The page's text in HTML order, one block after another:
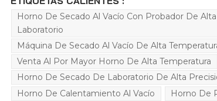
ingredientes complejos. Ampliamente
investigación científica, universidades,
materiales, textiles, electrónica, productos
alimentos, agricultura, semiconductores,
correos y telecomunicaciones, automóviles,
empresas e instituciones.
Horno De Secado Al Vacío Con Probador De
Laboratorio
Máquina De Secado Al Vacío De Alta
Venta Al Por Mayor Horno De Alta Temperatura
Horno De Secado De Laboratorio De Alta
Horno De Calentamiento Al Vacío
Horno De